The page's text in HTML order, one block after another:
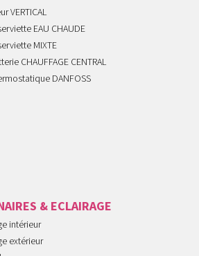
VERTICAL
EAU CHAUDE
MIXTE
CHAUFFAGE CENTRAL
DANFOSS
& ECLAIRAGE
intérieur
extérieur